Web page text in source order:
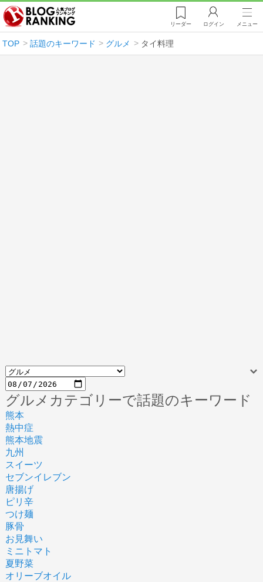
リーダー ログイン メニュー
TOP 話題のキーワード グルメ タイ料理
グルメカテゴリーで話題のキーワード
熊本
熱中症
熊本地震
九州
スイーツ
セブンイレブン
唐揚げ
ピリ辛
つけ麺
豚骨
お見舞い
ミニトマト
夏野菜
オリーブオイル